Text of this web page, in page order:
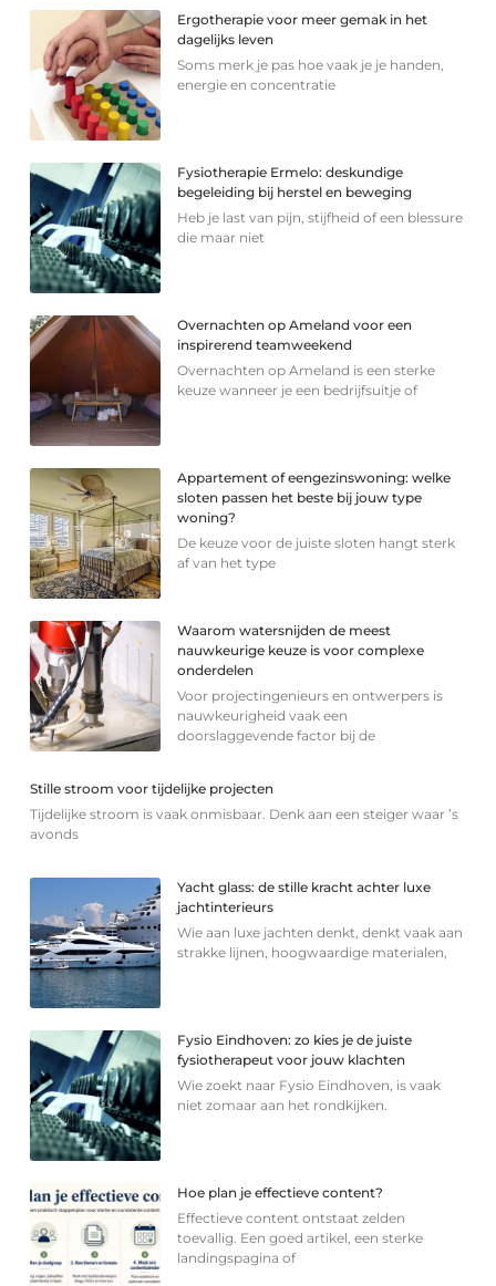
Ergotherapie voor meer gemak in het
dagelijks leven
Soms merk je pas hoe vaak je je handen,
energie en concentratie
Fysiotherapie Ermelo: deskundige
begeleiding bij herstel en beweging
Heb je last van pijn, stijfheid of een blessure
die maar niet
Overnachten op Ameland voor een
inspirerend teamweekend
Overnachten op Ameland is een sterke
keuze wanneer je een bedrijfsuitje of
Appartement of eengezinswoning: welke
sloten passen het beste bij jouw type
woning?
De keuze voor de juiste sloten hangt sterk
af van het type
Waarom watersnijden de meest
nauwkeurige keuze is voor complexe
onderdelen
Voor projectingenieurs en ontwerpers is
nauwkeurigheid vaak een
doorslaggevende factor bij de
Stille stroom voor tijdelijke projecten
Tijdelijke stroom is vaak onmisbaar. Denk aan een steiger waar ’s
avonds
Yacht glass: de stille kracht achter luxe
jachtinterieurs
Wie aan luxe jachten denkt, denkt vaak aan
strakke lijnen, hoogwaardige materialen,
Fysio Eindhoven: zo kies je de juiste
fysiotherapeut voor jouw klachten
Wie zoekt naar Fysio Eindhoven, is vaak
niet zomaar aan het rondkijken.
Hoe plan je effectieve content?
Effectieve content ontstaat zelden
toevallig. Een goed artikel, een sterke
landingspagina of